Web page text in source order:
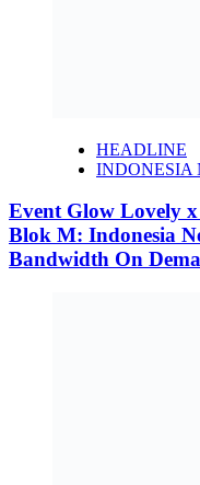
HEADLINE
INDONESIA
Event Glow Lovely
Blok M: Indonesia
Bandwidth On